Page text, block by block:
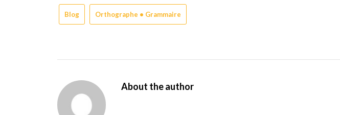
Blog Orthographe • Grammaire
About the author